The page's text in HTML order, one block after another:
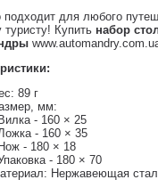
подходит для любого
Купить набор
89 г
мм:
- 160 × 25
- 160 × 35
- 180 × 18
- 180 × 70
Нержавеющая